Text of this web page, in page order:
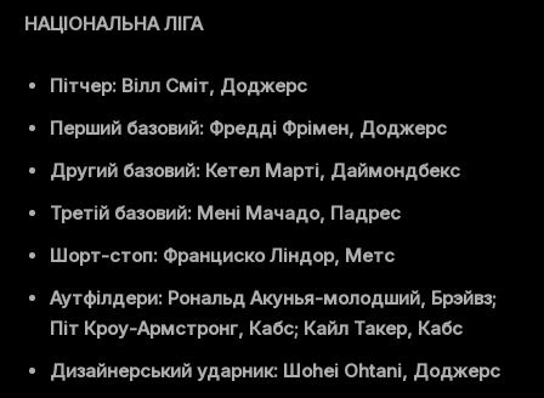
НАЦІОНАЛЬНА ЛІГА
Пітчер: Вілл Сміт, Доджерс
Перший базовий: Фредді Фрімен, Доджерс
Другий базовий: Кетел Марті, Даймондбекс
Третій базовий: Мені Мачадо, Падрес
Шорт-стоп: Франциско Ліндор, Метс
Аутфілдери: Рональд Акунья-молодший, Брэйвз;
Піт Кроу-Армстронг, Кабс; Кайл Такер, Кабс
Дизайнерський ударник: Шоhei Оhtani, Доджерс